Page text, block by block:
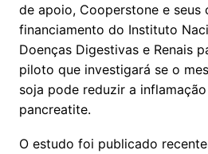
de apoio, Cooperstone e seus
financiamento do Instituto
Doenças Digestivas e Renais
piloto que investigará se o
soja pode reduzir a
pancreatite.
O estudo foi publicado